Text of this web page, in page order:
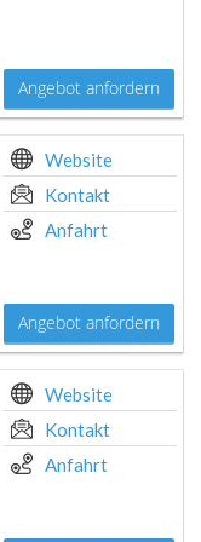
Angebot anfordern
Website
Kontakt
Anfahrt
Angebot anfordern
Website
Kontakt
Anfahrt